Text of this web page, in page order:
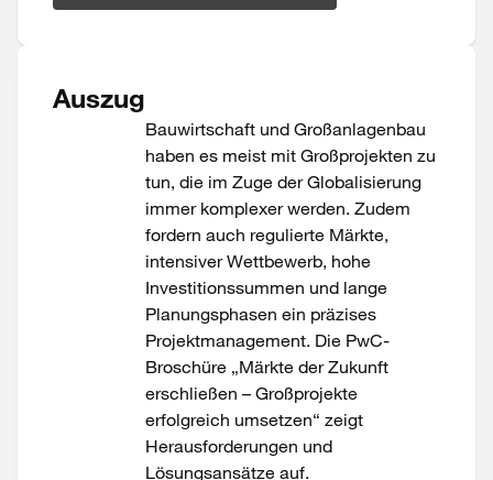
Auszug
Bauwirtschaft und Großanlagenbau
haben es meist mit Großprojekten zu
tun, die im Zuge der Globalisierung
immer komplexer werden. Zudem
fordern auch regulierte Märkte,
intensiver Wettbewerb, hohe
Investitionssummen und lange
Planungsphasen ein präzises
Projektmanagement. Die PwC-
Broschüre „Märkte der Zukunft
erschließen – Großprojekte
erfolgreich umsetzen“ zeigt
Herausforderungen und
Lösungsansätze auf.